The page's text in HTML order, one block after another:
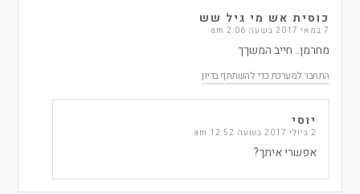
כוסית אש מי גיל שש
7 במאי 2017 בשעה 2:06 am
מחרמן.. חייב המשךך
התחבר למערכת כדי להשתתף בדיון
יוסי
2 ביולי 2017 בשעה 12:52 am
אפשרי איתך?